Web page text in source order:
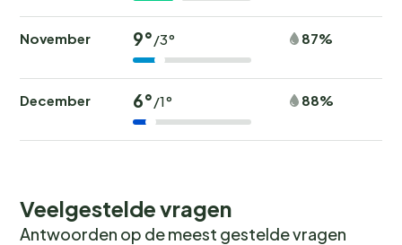
November 9° /3° 87%
December 6° /1° 88%
Veelgestelde vragen
Antwoorden op de meest gestelde vragen